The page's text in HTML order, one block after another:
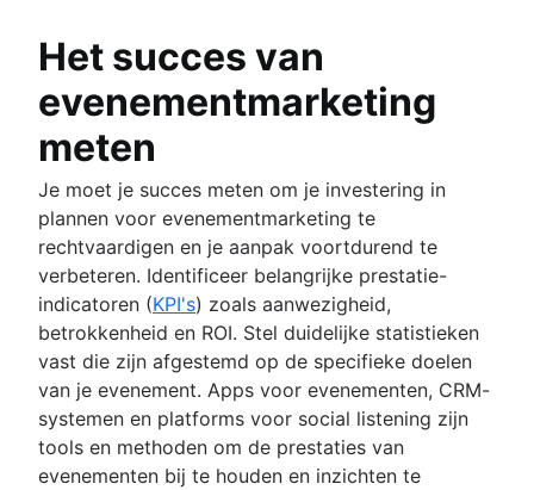
Het succes van
evenementmarketing
meten
Je moet je succes meten om je investering in
plannen voor evenementmarketing te
rechtvaardigen en je aanpak voortdurend te
verbeteren. Identificeer belangrijke prestatie-
indicatoren (KPI's) zoals aanwezigheid,
betrokkenheid en ROI. Stel duidelijke statistieken
vast die zijn afgestemd op de specifieke doelen
van je evenement. Apps voor evenementen, CRM-
systemen en platforms voor social listening zijn
tools en methoden om de prestaties van
evenementen bij te houden en inzichten te